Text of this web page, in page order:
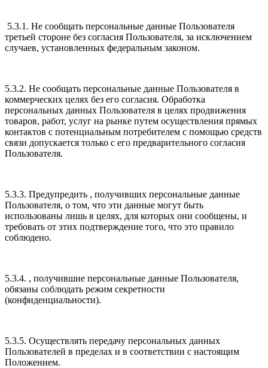
5.3.1. Не сообщать персональные данные Пользователя
третьей стороне без согласия Пользователя, за исключением
случаев, установленных федеральным законом.
5.3.2. Не сообщать персональные данные Пользователя в
коммерческих целях без его согласия. Обработка
персональных данных Пользователя в целях продвижения
товаров, работ, услуг на рынке путем осуществления прямых
контактов с потенциальным потребителем с помощью средств
связи допускается только с его предварительного согласия
Пользователя.
5.3.3. Предупредить , получивших персональные данные
Пользователя, о том, что эти данные могут быть
использованы лишь в целях, для которых они сообщены, и
требовать от этих подтверждение того, что это правило
соблюдено.
5.3.4. , получившие персональные данные Пользователя,
обязаны соблюдать режим секретности
(конфиденциальности).
5.3.5. Осуществлять передачу персональных данных
Пользователей в пределах и в соответствии с настоящим
Положением.